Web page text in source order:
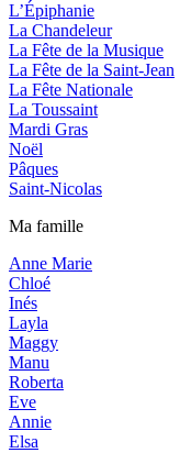
L’Épiphanie
La Chandeleur
La Fête de la Musique
La Fête de la Saint-Jean
La Fête Nationale
La Toussaint
Mardi Gras
Noël
Pâques
Saint-Nicolas
Ma famille
Anne Marie
Chloé
Inés
Layla
Maggy
Manu
Roberta
Eve
Annie
Elsa